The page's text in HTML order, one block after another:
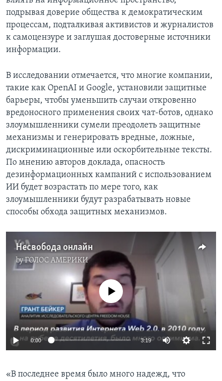
подрывая доверие общества к демократическим
процессам, подталкивая активистов и журналистов
к самоцензуре и заглушая достоверные источники
информации.
В исследовании отмечается, что многие компании,
такие как OpenAI и Google, установили защитные
барьеры, чтобы уменьшить случаи откровенно
вредоносного применения своих чат-ботов, однако
злоумышленники сумели преодолеть защитные
механизмы и генерировать вредные, ложные,
дискриминационные или оскорбительные тексты.
По мнению авторов доклада, опасность
дезинформационных кампаний с использованием
ИИ будет возрастать по мере того, как
злоумышленники будут разрабатывать новые
способы обхода защитных механизмов.
Несвобода онлайн
byГОЛОС АМЕРИКИ
No media source currently available
0:00 3:19
«В последнее время было много надежд, что